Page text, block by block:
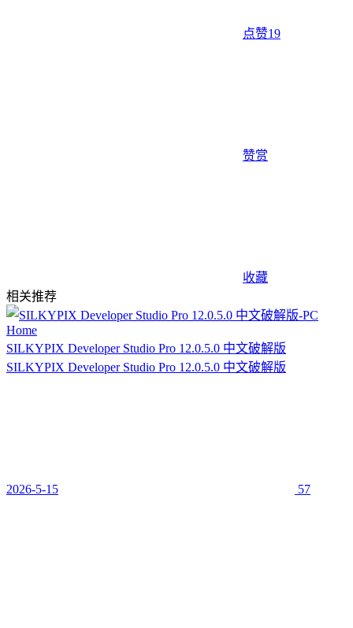
点赞19
赞赏
收藏
相关推荐
SILKYPIX Developer Studio Pro 12.0.5.0 中文破解版
SILKYPIX Developer Studio Pro 12.0.5.0 中文破解版
2026-5-15 57